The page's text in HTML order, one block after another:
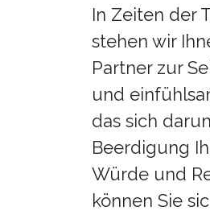
In Zeiten der
stehen wir
Partner zur
und
das sich
Beerdigung
Würde und
können Sie